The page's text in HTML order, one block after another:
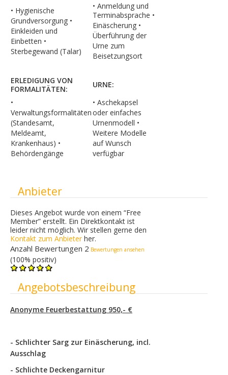
• Hygienische
Grundversorgung •
Einkleiden und
Einbetten •
Sterbegewand (Talar)
• Anmeldung und
Terminabsprache •
Einäscherung •
Überführung der
Urne zum
Beisetzungsort
ERLEDIGUNG VON
FORMALITÄTEN:
URNE:
•
Verwaltungsformalitäten
(Standesamt,
Meldeamt,
Krankenhaus) •
Behördengänge
• Aschekapsel
oder einfaches
Urnenmodell •
Weitere Modelle
auf Wunsch
verfügbar
Ausblenden
Anbieter
Dieses Angebot wurde von einem “Free
Member” erstellt. Ein Direktkontakt ist
leider nicht möglich. Wir stellen gerne den
Kontakt zum Anbieterher.
Anzahl Bewertungen 2 Bewertungen ansehen
(100% positiv)
Ausblenden
Angebotsbeschreibung
Anonyme Feuerbestattung 950,- €
- Schlichter Sarg zur Einäscherung, incl.
Ausschlag
- Schlichte Deckengarnitur